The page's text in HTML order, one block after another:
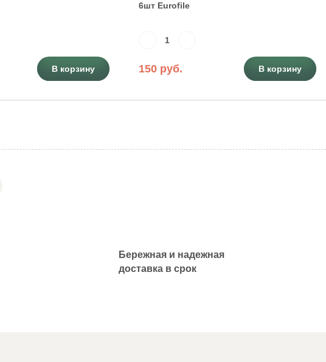
В корзину
6шт Eurofile
150 руб. В корзину
Бережная и надежная
доставка в срок